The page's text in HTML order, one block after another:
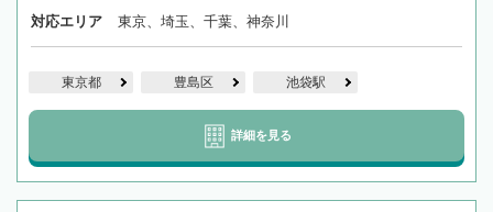
対応エリア 東京、埼玉、千葉、神奈川
東京都 豊島区 池袋駅
詳細を見る